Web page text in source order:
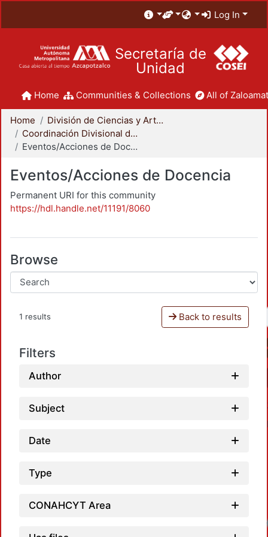
Log In
Secretaría de
Unidad
Home Communities & Collections All of
Home
División de Ciencias y Artes para el Diseño
Coordinación Divisional de Docencia
Eventos/Acciones de Docencia
Eventos/Acciones de Docencia
Permanent URI for this community
https://hdl.handle.net/11191/8060
Browse
1 results Back to results
Filters
Author
Subject
Date
Type
CONAHCYT Area